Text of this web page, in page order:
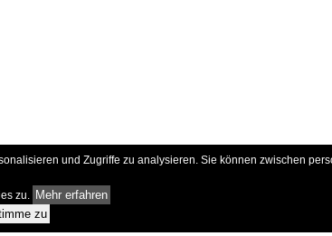
und Zugriffe zu analysieren. Sie können zwischen
zu. Mehr erfahren
zu